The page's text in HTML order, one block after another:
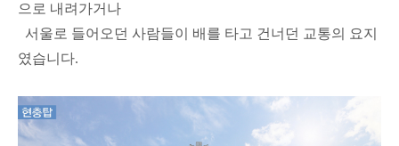
으로 내려가거나
서울로 들어오던 사람들이 배를 타고 건너던 교통의 요지
였습니다.